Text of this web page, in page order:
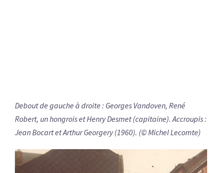
Debout de gauche à droite : Georges Vandoven, René
Robert, un hongrois et Henry Desmet (capitaine). Accroupis :
Jean Bocart et Arthur Georgery (1960). (© Michel Lecomte)